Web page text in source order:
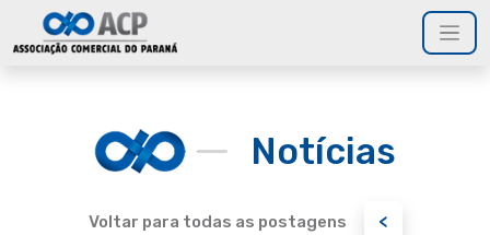
Notícias
Voltar para todas as postagens <